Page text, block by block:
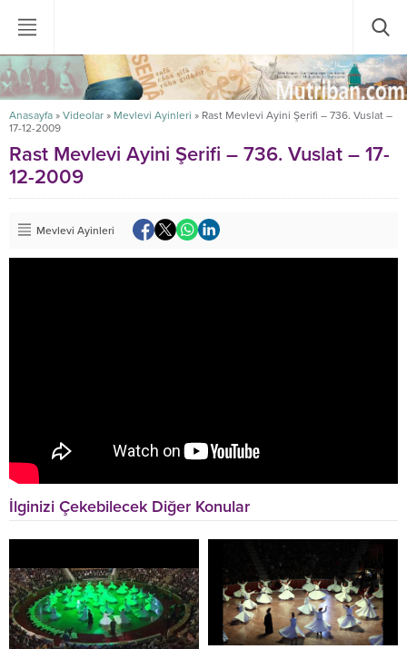
Anasayfa » Videolar » Mevlevi Ayinleri » Rast Mevlevi Ayini Şerifi – 736. Vuslat –
17-12-2009
Rast Mevlevi Ayini Şerifi – 736. Vuslat – 17-
12-2009
Mevlevi Ayinleri
İlginizi Çekebilecek Diğer Konular